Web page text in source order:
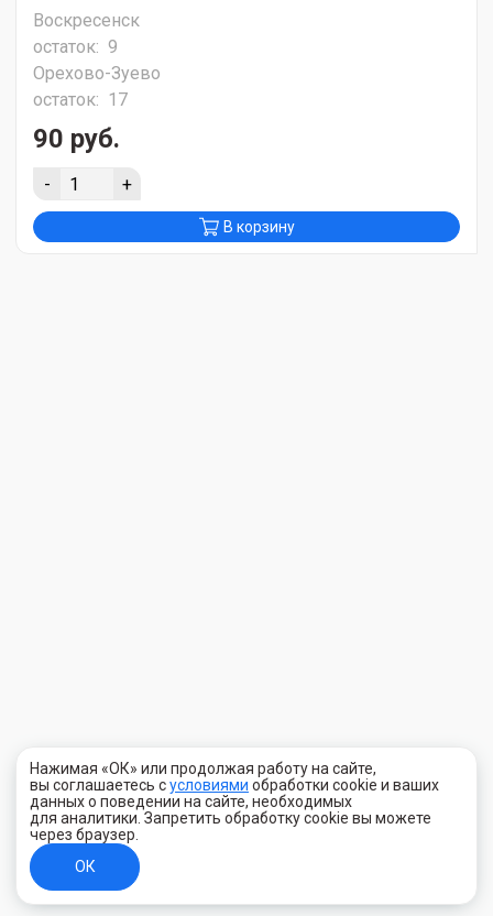
Воскресенск
остаток: 9
Орехово-Зуево
остаток: 17
90 руб.
- +
В корзину
Нажимая «ОК» или продолжая работу на сайте,
вы соглашаетесь сусловиями обработки cookie и ваших
данных о поведении на сайте, необходимых
для аналитики. Запретить обработку cookie вы можете
через браузер.
ОК